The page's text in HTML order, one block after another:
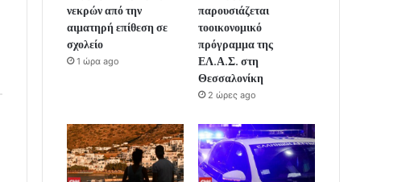
νεκρών από την
αιματηρή επίθεση σε
σχολείο
1 ώρα ago
παρουσιάζεται
τοοικονομικό
πρόγραμμα της
ΕΛ.Α.Σ. στη
Θεσσαλονίκη
2 ώρες ago